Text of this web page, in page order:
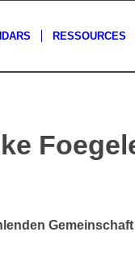
RESSOURCES